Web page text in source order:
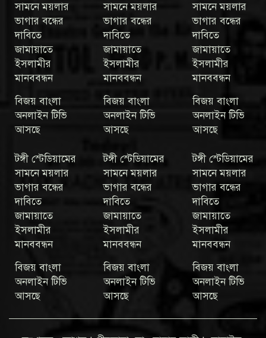
সামনে ময়লার
ভাগার বন্ধের
দাবিতে
জামায়াতে
ইসলামীর
মানববন্ধন
বিজয় বাংলা
অনলাইন টিভি
আসছে
সামনে ময়লার
ভাগার বন্ধের
দাবিতে
জামায়াতে
ইসলামীর
মানববন্ধন
বিজয় বাংলা
অনলাইন টিভি
আসছে
সামনে ময়লার
ভাগার বন্ধের
দাবিতে
জামায়াতে
ইসলামীর
মানববন্ধন
বিজয় বাংলা
অনলাইন টিভি
আসছে
টঙ্গী স্টেডিয়ামের
সামনে ময়লার
ভাগার বন্ধের
দাবিতে
জামায়াতে
ইসলামীর
মানববন্ধন
বিজয় বাংলা
অনলাইন টিভি
আসছে
টঙ্গী স্টেডিয়ামের
সামনে ময়লার
ভাগার বন্ধের
দাবিতে
জামায়াতে
ইসলামীর
মানববন্ধন
বিজয় বাংলা
অনলাইন টিভি
আসছে
টঙ্গী স্টেডিয়ামের
সামনে ময়লার
ভাগার বন্ধের
দাবিতে
জামায়াতে
ইসলামীর
মানববন্ধন
বিজয় বাংলা
অনলাইন টিভি
আসছে